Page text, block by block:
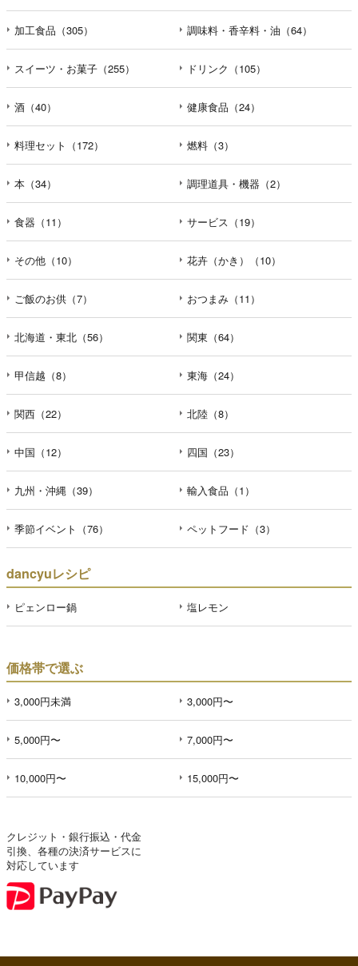
加工食品（305） 調味料・香辛料・油（64）
スイーツ・お菓子（255） ドリンク（105）
酒（40） 健康食品（24）
料理セット（172） 燃料（3）
本（34） 調理道具・機器（2）
食器（11） サービス（19）
その他（10） 花卉（かき）（10）
ご飯のお供（7） おつまみ（11）
北海道・東北（56） 関東（64）
甲信越（8） 東海（24）
関西（22） 北陸（8）
中国（12） 四国（23）
九州・沖縄（39） 輸入食品（1）
季節イベント（76） ペットフード（3）
dancyuレシピ
ピェンロー鍋 塩レモン
価格帯で選ぶ
3,000円未満 3,000円〜
5,000円〜 7,000円〜
10,000円〜 15,000円〜
クレジット・銀行振込・代金
引換、各種の決済サービスに
対応しています